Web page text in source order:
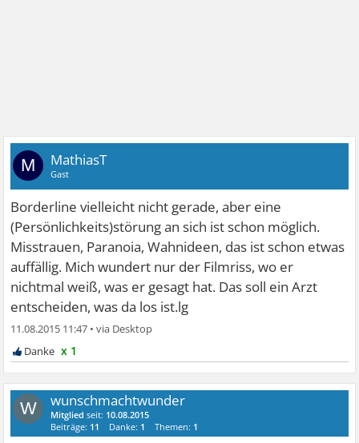
M MathiasT
Gast
Borderline vielleicht nicht gerade, aber eine
(Persönlichkeits)störung an sich ist schon möglich.
Misstrauen, Paranoia, Wahnideen, das ist schon etwas
auffällig. Mich wundert nur der Filmriss, wo er
nichtmal weiß, was er gesagt hat. Das soll ein Arzt
entscheiden, was da los ist.lg
11.08.2015 11:47 •
x 1
W wunschmachtwunder
Mitglied seit: 10.08.2015
Beiträge: 11 Danke: 1 Themen: 1